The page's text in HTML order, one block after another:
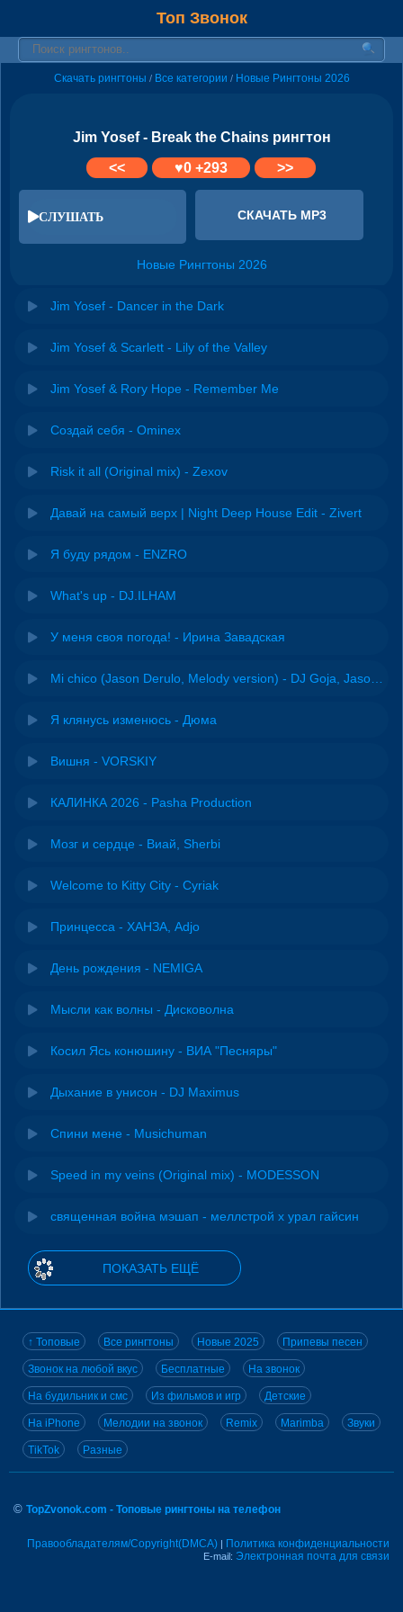
Топ Звонок
Скачать рингтоны / Все категории / Новые Рингтоны 2026
Jim Yosef - Break the Chains рингтон
<<
♥0+293 >>
СЛУШАТЬ СКАЧАТЬ MP3
Новые Рингтоны 2026
Jim Yosef - Dancer in the Dark
Jim Yosef & Scarlett - Lily of the Valley
Jim Yosef & Rory Hope - Remember Me
Создай себя - Ominex
Risk it all (Original mix) - Zexov
Давай на самый верх | Night Deep House Edit - Zivert
Я буду рядом - ENZRO
What's up - DJ.ILHAM
У меня своя погода! - Ирина Завадская
Я клянусь изменюсь - Дюма
Вишня - VORSKIY
КАЛИНКА 2026 - Pasha Production
Мозг и сердце - Виай, Sherbi
Welcome to Kitty City - Cyriak
Принцесса - ХАНЗА, Adjo
День рождения - NEMIGA
Мысли как волны - Дисковолна
Косил Ясь конюшину - ВИА "Песняры"
Дыхание в унисон - DJ Maximus
Спини мене - Musichuman
Speed in my veins (Original mix) - MODESSON
священная война мэшап - меллстрой х урал гайсин
ПОКАЗАТЬ ЕЩЁ
↑ Топовые Все рингтоны Новые 2025 Припевы песен
Звонок на любой вкус Бесплатные На звонок
На будильник и смс Из фильмов и игр Детские
На iPhone Мелодии на звонок Remix Marimba Звуки
TikTok Разные
© TopZvonok.com - Топовые рингтоны на телефон
Правообладателям/Copyright(DMCA) | Политика конфиденциальности
E-mail: Электронная почта для связи